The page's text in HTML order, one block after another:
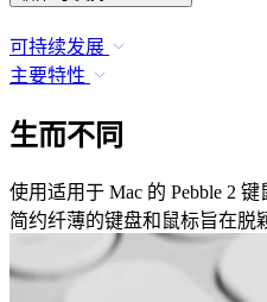
可持续发展
主要特性
生而不同
使用适用于 Mac 的 Pebble 2
简约纤薄的键盘和鼠标旨在脱